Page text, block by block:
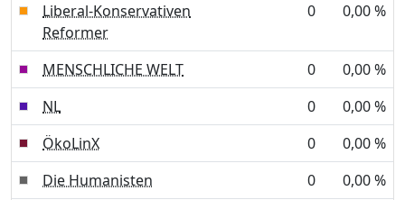
Liberal-Konservativen
Reformer
0 0,00 %
MENSCHLICHE WELT 0
0,00 %
NL
0
0,00 %
ÖkoLinX
0
0,00 %
Die Humanisten
0
0,00 %